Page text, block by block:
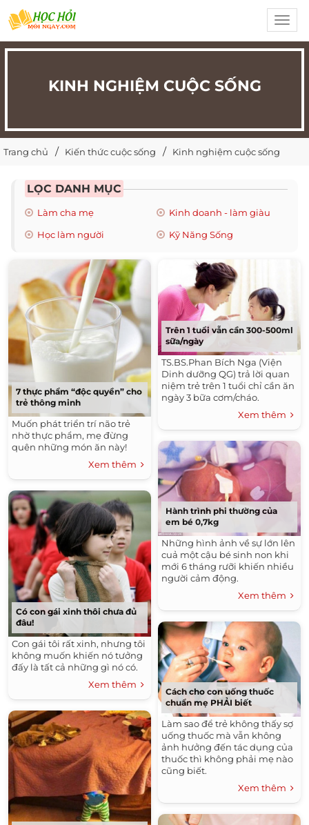
KINH NGHIỆM CUỘC SỐNG
Trang chủ Kiến thức cuộc sống Kinh nghiệm cuộc sống
LỌC DANH MỤC
Làm cha mẹ
Kinh doanh - làm giàu
Học làm người
Kỹ Năng Sống
7 thực phẩm “độc quyền” cho
trẻ thông minh
Muốn phát triển trí não trẻ
nhờ thực phẩm, mẹ đừng
quên những món ăn này!
Xem thêm
Có con gái xinh thôi chưa đủ
đâu!
Con gái tôi rất xinh, nhưng tôi
không muốn khiến nó tưởng
đấy là tất cả những gì nó có.
Xem thêm
Trên 1 tuổi vẫn cần 300-500ml
sữa/ngày
TS.BS.Phan Bích Nga (Viện
Dinh dưỡng QG) trả lời quan
niệm trẻ trên 1 tuổi chỉ cần ăn
ngày 3 bữa cơm/cháo.
Xem thêm
Hành trình phi thường của
em bé 0,7kg
Những hình ảnh về sự lớn lên
cuả một cậu bé sinh non khi
mới 6 tháng rưỡi khiến nhiều
người cảm động.
Xem thêm
Cách cho con uống thuốc
chuẩn mẹ PHẢI biết
Làm sao để trẻ không thấy sợ
uống thuốc mà vẫn không
ảnh hưởng đến tác dụng của
thuốc thì không phải mẹ nào
cũng biết.
Xem thêm